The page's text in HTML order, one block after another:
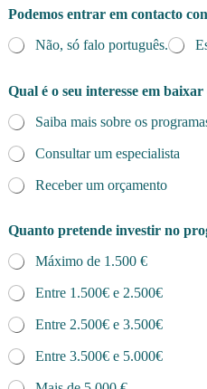
a
g
m
a
E
n
d
r
o
Podemos entrar em contacto
Não, só falo português.
Qual é o seu interesse em
Saiba mais sobre os
Consultar um especialista
Receber um orçamento
Quanto pretende investir no
Máximo de 1.500 €
Entre 1.500€ e 2.500€
Entre 2.500€ e 3.500€
Entre 3.500€ e 5.000€